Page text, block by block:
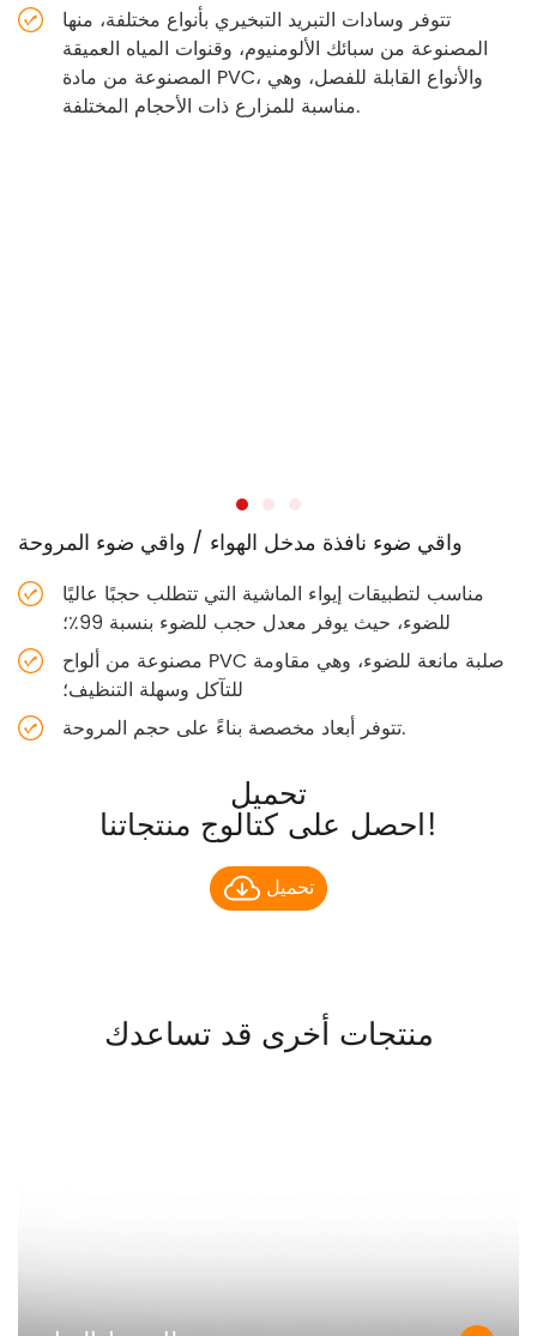
تتوفر وسادات التبريد التبخيري بأنواع مختلفة، منها
المصنوعة من سبائك الألومنيوم، وقنوات المياه العميقة
المصنوعة من مادة PVC، والأنواع القابلة للفصل، وهي
مناسبة للمزارع ذات الأحجام المختلفة.
واقي ضوء نافذة مدخل الهواء / واقي ضوء المروحة
مناسب لتطبيقات إيواء الماشية التي تتطلب حجبًا عاليًا
للضوء، حيث يوفر معدل حجب للضوء بنسبة 99٪؛
مصنوعة من ألواح PVC صلبة مانعة للضوء، وهي مقاومة
للتآكل وسهلة التنظيف؛
تتوفر أبعاد مخصصة بناءً على حجم المروحة.
تحميل
احصل على كتالوج منتجاتنا!
تحميل
منتجات أخرى قد تساعدك